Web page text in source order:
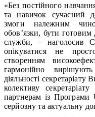
«Без постійного
та навичок сучасний
змоги належним
обов’язки, бути
служби, – наголосив
опікуватися не
створенням
гармонійно
діяльності
колективу
партнерам із Програми
серйозну та актуальну